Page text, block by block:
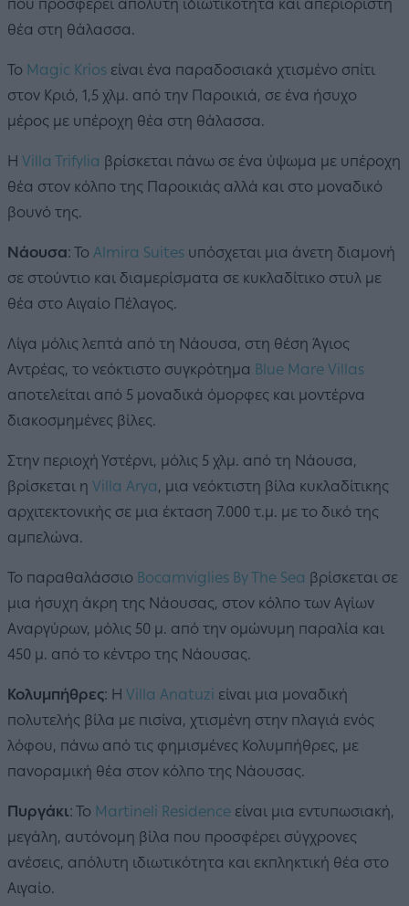
που προσφέρει απόλυτη ιδιωτικότητα και απεριόριστη
θέα στη θάλασσα.
Το Magic Krios είναι ένα παραδοσιακά χτισμένο σπίτι
στον Κριό, 1,5 χλμ. από την Παροικιά, σε ένα ήσυχο
μέρος με υπέροχη θέα στη θάλασσα.
Η Villa Trifylia βρίσκεται πάνω σε ένα ύψωμα με υπέροχη
θέα στον κόλπο της Παροικιάς αλλά και στο μοναδικό
βουνό της.
Νάουσα: Το Almira Suites υπόσχεται μια άνετη διαμονή
σε στούντιο και διαμερίσματα σε κυκλαδίτικο στυλ με
θέα στο Αιγαίο Πέλαγος.
Λίγα μόλις λεπτά από τη Νάουσα, στη θέση Άγιος
Αντρέας, το νεόκτιστο συγκρότημα Blue Mare Villas
αποτελείται από 5 μοναδικά όμορφες και μοντέρνα
διακοσμημένες βίλες.
Στην περιοχή Υστέρνι, μόλις 5 χλμ. από τη Νάουσα,
βρίσκεται η Villa Arya, μια νεόκτιστη βίλα κυκλαδίτικης
αρχιτεκτονικής σε μια έκταση 7.000 τ.μ. με το δικό της
αμπελώνα.
Το παραθαλάσσιο Bocamviglies By The Sea βρίσκεται σε
μια ήσυχη άκρη της Νάουσας, στον κόλπο των Αγίων
Αναργύρων, μόλις 50 μ. από την ομώνυμη παραλία και
450 μ. από το κέντρο της Νάουσας.
Κολυμπήθρες: H Villa Anatuzi είναι μια μοναδική
πολυτελής βίλα με πισίνα, χτισμένη στην πλαγιά ενός
λόφου, πάνω από τις φημισμένες Κολυμπήθρες, με
πανοραμική θέα στον κόλπο της Νάουσας.
Πυργάκι: Το Martineli Residence είναι μια εντυπωσιακή,
μεγάλη, αυτόνομη βίλα που προσφέρει σύγχρονες
ανέσεις, απόλυτη ιδιωτικότητα και εκπληκτική θέα στο
Αιγαίο.